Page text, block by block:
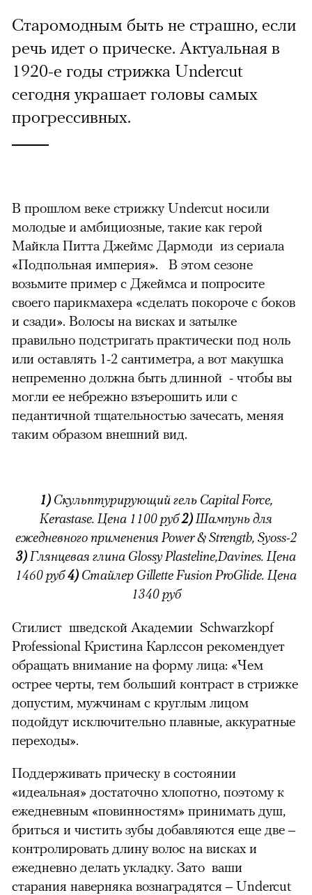
Старомодным быть не страшно, если
речь идет о прическе. Актуальная в
1920-е годы стрижка Undercut
сегодня украшает головы самых
прогрессивных.
В прошлом веке стрижку Undercut носили
молодые и амбициозные, такие как герой
Майкла Питта Джеймс Дармоди из сериала
«Подпольная империя». В этом сезоне
возьмите пример с Джеймса и попросите
своего парикмахера «сделать покороче с боков
и сзади». Волосы на висках и затылке
правильно подстригать практически под ноль
или оставлять 1-2 сантиметра, а вот макушка
непременно должна быть длинной - чтобы вы
могли ее небрежно взъерошить или с
педантичной тщательностью зачесать, меняя
таким образом внешний вид.
1)Скульптурирующий гель Capital Force,
Kеrastase. Цена 1100 руб2) Шампунь для
ежедневного применения Power & Strength, Syoss-2
3) Глянцевая глина Glossy Plasteline,Davines. Цена
1460 руб4) Стайлер Gillette Fusion ProGlide. Цена
1340 руб
можно через
Стилист шведской Академии Schwarzkopf
Professional Кристина Карлссон рекомендует
обращать внимание на форму лица: «Чем
острее черты, тем больший контраст в стрижке
допустим, мужчинам с круглым лицом
подойдут исключительно плавные, аккуратные
переходы».
Поддерживать прическу в состоянии
«идеальная» достаточно хлопотно, поэтому к
ежедневным «повинностям» принимать душ,
бриться и чистить зубы добавляются еще две –
контролировать длину волос на висках и
ежедневно делать укладку. Зато ваши
старания наверняка вознаградятся – Undercut